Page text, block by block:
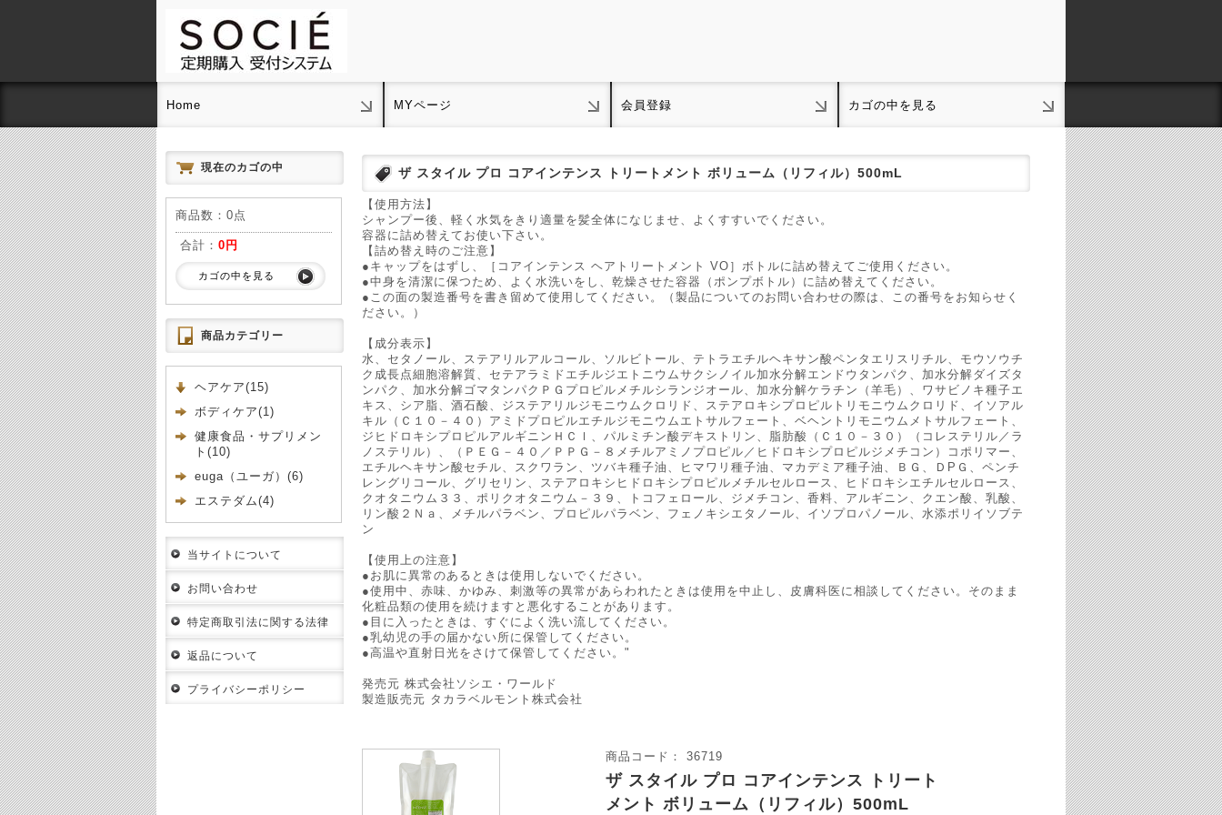
Home MYページ 会員登録 カゴの中を見る
現在のカゴの中
商品数：0点
合計： 0円
カゴの中を見る
商品カテゴリー
ヘアケア(15)
ボディケア(1)
健康食品・サプリメン
ト(10)
euga（ユーガ）(6)
エステダム(4)
当サイトについて
お問い合わせ
特定商取引法に関する法律
返品について
プライバシーポリシー
ザ スタイル プロ コアインテンス トリートメント ボリューム（リフィル）500mL
【使用方法】
シャンプー後、軽く水気をきり適量を髪全体になじませ、よくすすいでください。
容器に詰め替えてお使い下さい。
【詰め替え時のご注意】
●キャップをはずし、［コアインテンス ヘアトリートメント VO］ボトルに詰め替えてご使用ください。
●中身を清潔に保つため、よく水洗いをし、乾燥させた容器（ポンプボトル）に詰め替えてください。
●この面の製造番号を書き留めて使用してください。（製品についてのお問い合わせの際は、この番号をお知らせく
ださい。）
【成分表示】
水、セタノール、ステアリルアルコール、ソルビトール、テトラエチルヘキサン酸ペンタエリスリチル、モウソウチ
ク成長点細胞溶解質、セテアラミドエチルジエトニウムサクシノイル加水分解エンドウタンパク、加水分解ダイズタ
ンパク、加水分解ゴマタンパクＰＧプロピルメチルシランジオール、加水分解ケラチン（羊毛）、ワサビノキ種子エ
キス、シア脂、酒石酸、ジステアリルジモニウムクロリド、ステアロキシプロピルトリモニウムクロリド、イソアル
キル（Ｃ１０－４０）アミドプロピルエチルジモニウムエトサルフェート、ベヘントリモニウムメトサルフェート、
ジヒドロキシプロピルアルギニンＨＣｌ、パルミチン酸デキストリン、脂肪酸（Ｃ１０－３０）（コレステリル／ラ
ノステリル）、（ＰＥＧ－４０／ＰＰＧ－８メチルアミノプロピル／ヒドロキシプロピルジメチコン）コポリマー、
エチルヘキサン酸セチル、スクワラン、ツバキ種子油、ヒマワリ種子油、マカデミア種子油、ＢＧ、ＤPＧ、ペンチ
レングリコール、グリセリン、ステアロキシヒドロキシプロピルメチルセルロース、ヒドロキシエチルセルロース、
クオタニウム３３、ポリクオタニウム－３９、トコフェロール、ジメチコン、香料、アルギニン、クエン酸、乳酸、
リン酸２Ｎａ、メチルパラベン、プロピルパラベン、フェノキシエタノール、イソプロパノール、水添ポリイソブテ
ン
【使用上の注意】
●お肌に異常のあるときは使用しないでください。
●使用中、赤味、かゆみ、刺激等の異常があらわれたときは使用を中止し、皮膚科医に相談してください。そのまま
化粧品類の使用を続けますと悪化することがあります。
●目に入ったときは、すぐによく洗い流してください。
●乳幼児の手の届かない所に保管してください。
●高温や直射日光をさけて保管してください。"
発売元 株式会社ソシエ・ワールド
製造販売元 タカラベルモント株式会社
商品コード： 36719
ザ スタイル プロ コアインテンス トリート
メント ボリューム（リフィル）500mL